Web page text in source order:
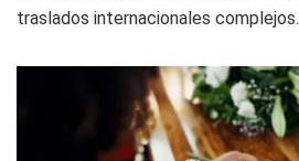
traslados internacionales complejos.